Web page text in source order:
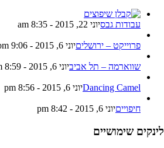
עבודות גבסיוני 22, 2015 - 8:35 am
פרוייקט – ירושליםיוני 6, 2015 - 9:06 pm
שווארמה – תל אביביוני 6, 2015 - 8:59 pm
Dancing Camelיוני 6, 2015 - 8:56 pm
חיפוייםיוני 6, 2015 - 8:42 pm
לינקים שימושיים